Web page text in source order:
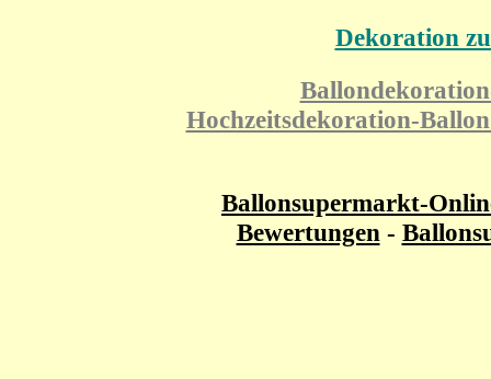
Dekoration
Hochzeitsdekoration-
Ballonsupermarkt-
Bewertungen -